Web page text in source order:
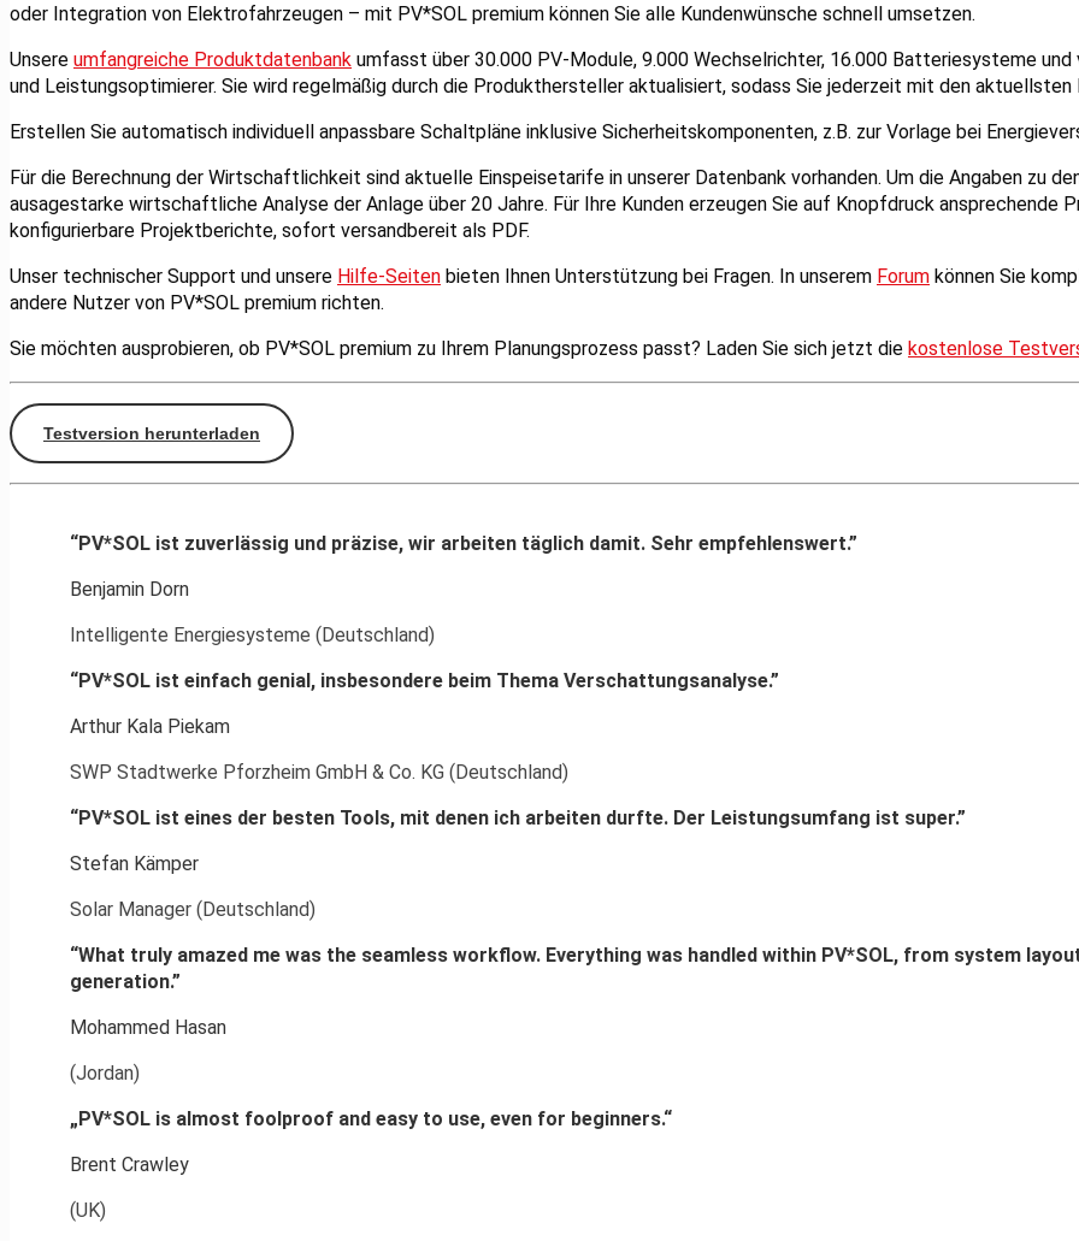
oder Integration von Elektrofahrzeugen – mit PV*SOL premium können Sie alle Kundenwünsche schnell umsetzen.
Unsere umfangreiche Produktdatenbank umfasst über 30.000 PV-Module, 9.000 Wechselrichter, 16.000 Batteriesysteme
und Leistungsoptimierer. Sie wird regelmäßig durch die Produkthersteller aktualisiert, sodass Sie jederzeit mit den aktuellsten
Erstellen Sie automatisch individuell anpassbare Schaltpläne inklusive Sicherheitskomponenten, z.B. zur Vorlage bei
Für die Berechnung der Wirtschaftlichkeit sind aktuelle Einspeisetarife in unserer Datenbank vorhanden. Um die Angaben zu
ausagestarke wirtschaftliche Analyse der Anlage über 20 Jahre. Für Ihre Kunden erzeugen Sie auf Knopfdruck ansprechende
konfigurierbare Projektberichte, sofort versandbereit als PDF.
Unser technischer Support und unsere Hilfe-Seiten bieten Ihnen Unterstützung bei Fragen. In unserem Forum können Sie
andere Nutzer von PV*SOL premium richten.
Sie möchten ausprobieren, ob PV*SOL premium zu Ihrem Planungsprozess passt? Laden Sie sich jetzt die kostenlose
Testversion herunterladen
“PV*SOL ist zuverlässig und präzise, wir arbeiten täglich damit. Sehr empfehlenswert.”
Benjamin Dorn
Intelligente Energiesysteme (Deutschland)
“PV*SOL ist einfach genial, insbesondere beim Thema Verschattungsanalyse.”
Arthur Kala Piekam
SWP Stadtwerke Pforzheim GmbH & Co. KG (Deutschland)
“PV*SOL ist eines der besten Tools, mit denen ich arbeiten durfte. Der Leistungsumfang ist super.”
Stefan Kämper
Solar Manager (Deutschland)
“What truly amazed me was the seamless workflow. Everything was handled within PV*SOL, from system
generation.”
Mohammed Hasan
(Jordan)
„PV*SOL is almost foolproof and easy to use, even for beginners.“
Brent Crawley
(UK)